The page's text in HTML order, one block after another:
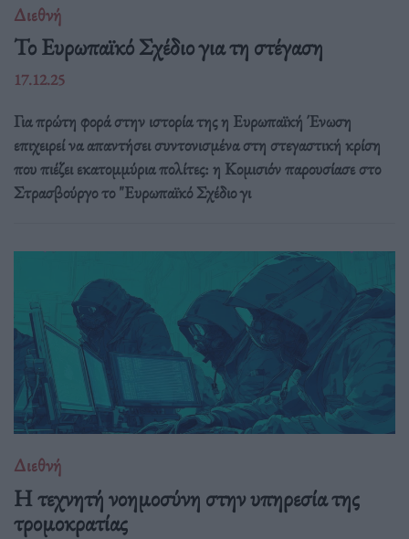
Διεθνή
Το Ευρωπαϊκό Σχέδιο για τη στέγαση
17.12.25
Για πρώτη φορά στην ιστορία της η Ευρωπαϊκή Ένωση
επιχειρεί να απαντήσει συντονισμένα στη στεγαστική κρίση
που πιέζει εκατομμύρια πολίτες: η Κομισιόν παρουσίασε στο
Στρασβούργο το "Ευρωπαϊκό Σχέδιο γι
Διεθνή
Η τεχνητή νοημοσύνη στην υπηρεσία της
τρομοκρατίας